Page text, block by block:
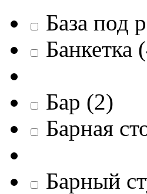
База под
Банкетка (
Бар (2)
Барная
Барный